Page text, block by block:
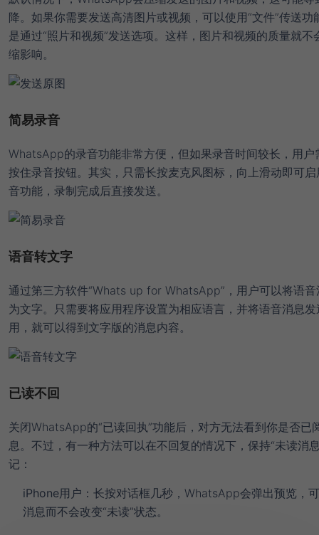
降。如果你需要发送高清图片或视频，可以使用“文件”传送功
是通过“照片和视频”发送选项。这样，图片和视频的质量就不
缩影响。
简易录音
WhatsApp的录音功能非常方便，但如果录音时间较长，用户
按住录音按钮。其实，只需长按麦克风图标，向上滑动即可
音功能，录制完成后直接发送。
语音转文字
通过第三方软件“Whats up for WhatsApp”，用户可以将语音
为文字。只需要将应用程序设置为相应语言，并将语音消息
用，就可以得到文字版的消息内容。
已读不回
关闭WhatsApp的“已读回执”功能后，对方无法看到你是否已
息。不过，有一种方法可以在不回复的情况下，保持“未读消
记：
iPhone用户： 长按对话框几秒，WhatsApp会弹出预览，
消息而不会改变“未读”状态。